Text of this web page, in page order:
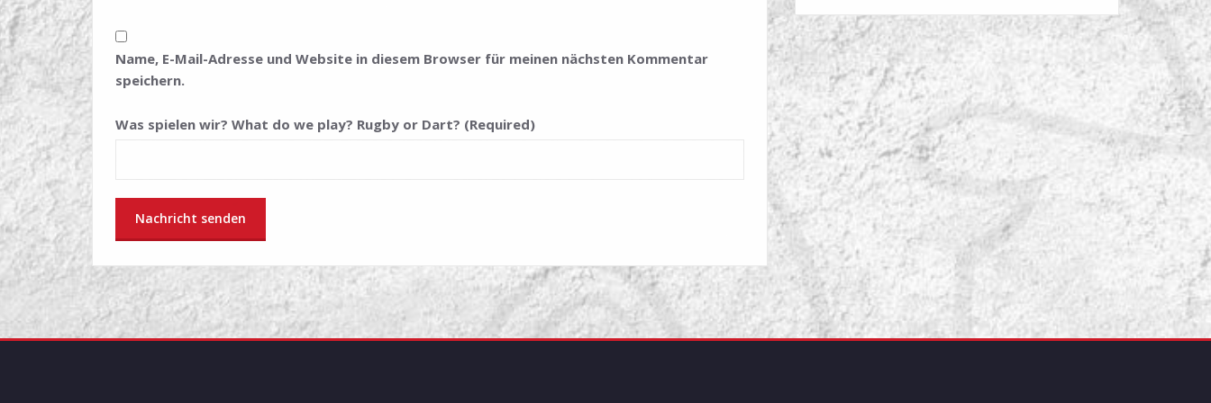
Name, E-Mail-Adresse und Website in diesem Browser für meinen nächsten Kommentar
speichern.
Was spielen wir? What do we play? Rugby or Dart? (Required)